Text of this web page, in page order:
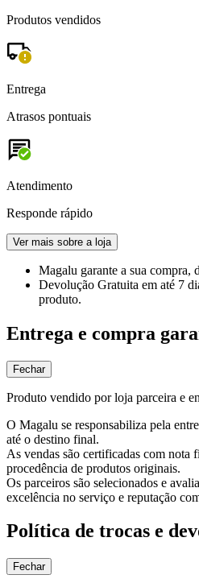
Produtos vendidos
Entrega
Atrasos pontuais
Atendimento
Responde rápido
Ver mais sobre a loja
Magalu garante a sua compra,
Devolução Gratuita em até 7
produto.
Entrega e compra
Fechar
Produto vendido por loja parceira e
O Magalu se responsabiliza pela
até o destino final.
As vendas são certificadas com nota
procedência de produtos originais.
Os parceiros são selecionados e
excelência no serviço e reputação
Política de trocas e
Fechar